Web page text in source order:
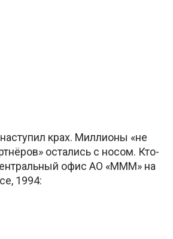
крах. Миллионы «не
остались с носом. Кто-
офис АО «МММ» на
1994: